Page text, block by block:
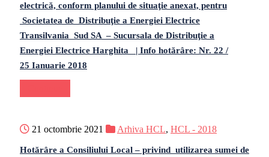
electrică, conform planului de situaţie anexat, pentru
Societatea de Distribuţie a Energiei Electrice
Transilvania Sud SA – Sucursala de Distribuţie a
Energiei Electrice Harghita | Info hotărâre: Nr. 22 /
25 Ianuarie 2018
21 octombrie 2021 Arhiva HCL, HCL - 2018
Hotărâre a Consiliului Local – privind utilizarea sumei de